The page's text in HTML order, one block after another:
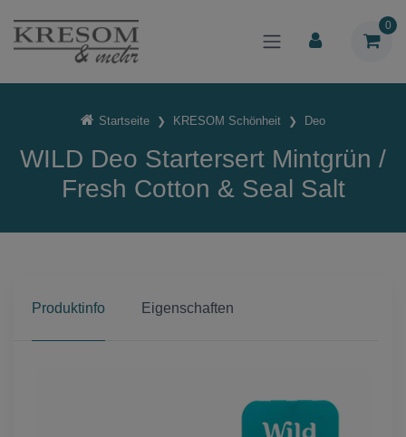
0
Startseite KRESOM Schönheit Deo
WILD Deo Startersert Mintgrün /
Fresh Cotton & Seal Salt
Produktinfo Eigenschaften